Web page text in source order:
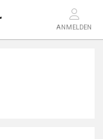
ANMELDEN